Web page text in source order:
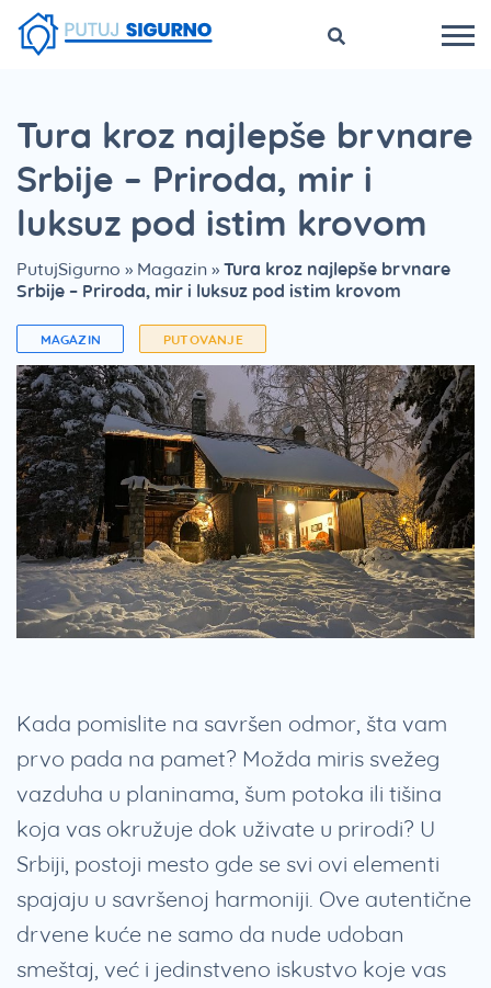
Tura kroz najlepše brvnare
Srbije – Priroda, mir i
luksuz pod istim krovom
PutujSigurno » Magazin » Tura kroz najlepše brvnare
Srbije – Priroda, mir i luksuz pod istim krovom
MAGAZIN PUTOVANJE
Kada pomislite na savršen odmor, šta vam
prvo pada na pamet? Možda miris svežeg
vazduha u planinama, šum potoka ili tišina
koja vas okružuje dok uživate u prirodi? U
Srbiji, postoji mesto gde se svi ovi elementi
spajaju u savršenoj harmoniji. Ove autentične
drvene kuće ne samo da nude udoban
smeštaj, već i jedinstveno iskustvo koje vas